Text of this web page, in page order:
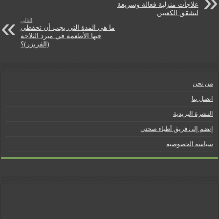
l
علاجات منزلية فعالة وسريعة
لتشقق الكعبين
التالي
ما هي المدة التي يجب أن تحفظي
فيها الأطعمة في مبرد الثلاجة
(الفريزر)؟
من نحن
اتصل بنا
النشرة البريدية
إنضم إلى فريق أطباء صحتي
سياسة الخصوصية